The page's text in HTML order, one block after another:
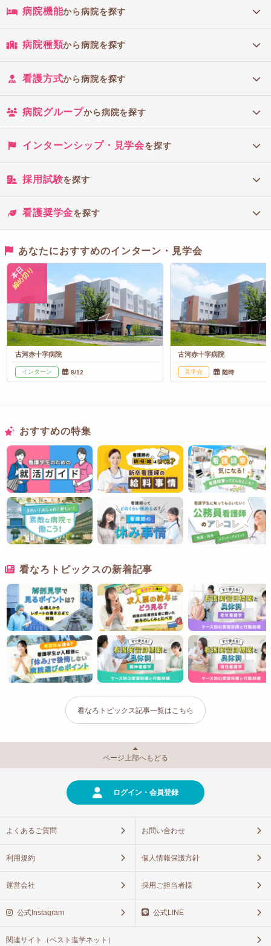
病院機能から病院を探す
病院種類から病院を探す
看護方式から病院を探す
病院グループから病院を探す
インターンシップ・見学会を探す
採用試験を探す
看護奨学金を探す
あなたにおすすめのインターン・見学会
本日
締め切り
古河赤十字病院
インターン 8/12
古河赤十字病院
見学会 随時
おすすめの特集
看なろトピックスの新着記事
看なろトピックス記事一覧はこちら
ページ上部へもどる
ログイン・会員登録
よくあるご質問 お問い合わせ
利用規約 個人情報保護方針
運営会社 採用ご担当者様
公式Instagram 公式LINE
関連サイト（ベスト進学ネット）